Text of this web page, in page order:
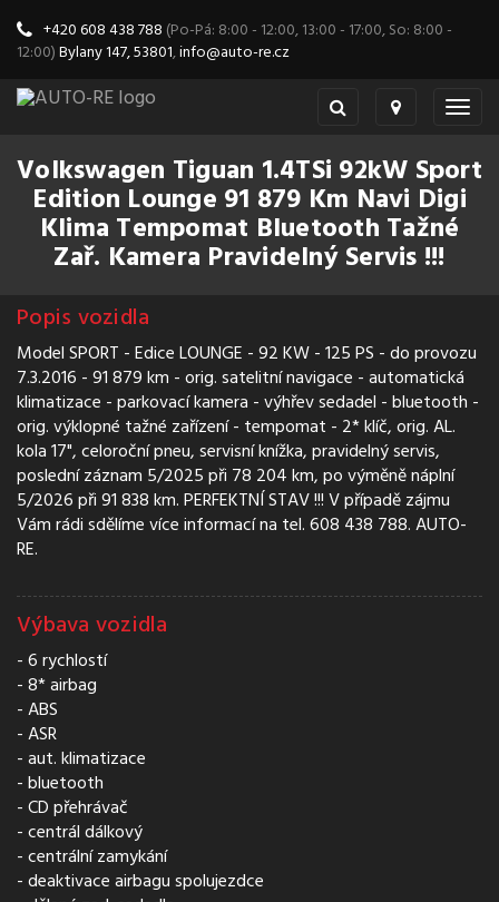
+420 608 438 788 (Po-Pá: 8:00 - 12:00, 13:00 - 17:00, So: 8:00 -
12:00)Bylany 147, 53801,info@auto-re.cz
Volkswagen Tiguan 1.4TSi 92kW Sport
Edition Lounge 91 879 Km Navi Digi
Klima Tempomat Bluetooth Tažné
Zař. Kamera Pravidelný Servis !!!
Popis vozidla
Model SPORT - Edice LOUNGE - 92 KW - 125 PS - do provozu
7.3.2016 - 91 879 km - orig. satelitní navigace - automatická
klimatizace - parkovací kamera - výhřev sedadel - bluetooth -
orig. výklopné tažné zařízení - tempomat - 2* klíč, orig. AL.
kola 17", celoroční pneu, servisní knížka, pravidelný servis,
poslední záznam 5/2025 při 78 204 km, po výměně náplní
5/2026 při 91 838 km. PERFEKTNÍ STAV !!! V případě zájmu
Vám rádi sdělíme více informací na tel. 608 438 788. AUTO-
RE.
Výbava vozidla
6 rychlostí
8* airbag
ABS
ASR
aut. klimatizace
bluetooth
CD přehrávač
centrál dálkový
centrální zamykání
deaktivace airbagu spolujezdce